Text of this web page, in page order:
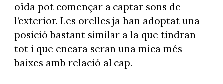
oïda pot començar a captar sons de
l’exterior. Les orelles ja han adoptat una
posició bastant similar a la que tindran
tot i que encara seran una mica més
baixes amb relació al cap.